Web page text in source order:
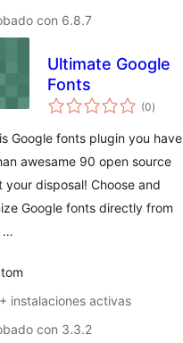
con 6.8.7
Ultimate Google
Fonts
(0total
de
)
Google fonts plugin you have
awesame 90 open source
your disposal! Choose and
Google fonts directly from
…
instalaciones activas
con 3.3.2